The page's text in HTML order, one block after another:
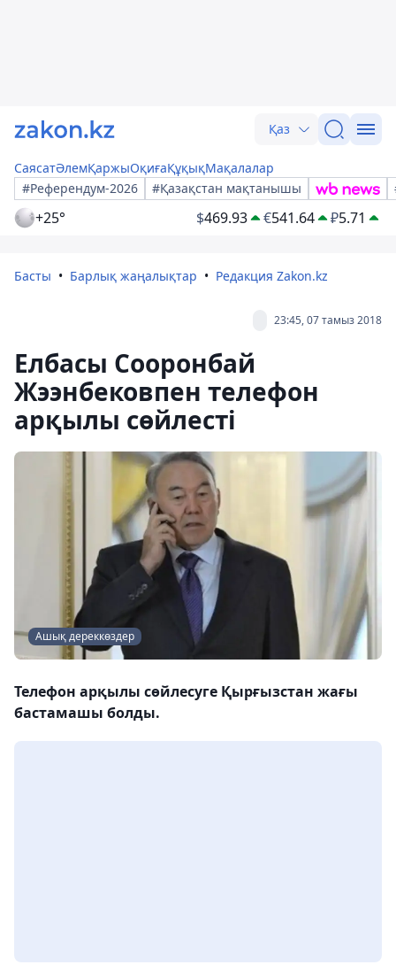
Қаз
СаясатӘлемҚаржыОқиғаҚұқықМақалалар
#Референдум-2026
#Қазақстан мақтанышы
+25° $469.93 €541.64 ₽5.71
Басты Барлық жаңалықтар Редакция Zakon.kz
23:45, 07 тамыз 2018
Елбасы Сооронбай
Жээнбековпен телефон
арқылы сөйлесті
Ашық дереккөздер
Телефон арқылы сөйлесуге Қырғызстан жағы
бастамашы болды.